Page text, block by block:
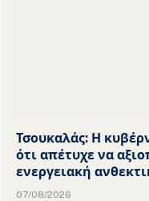
Τσουκαλάς: Η
ότι απέτυχε να
ενεργειακή
07/08/2026